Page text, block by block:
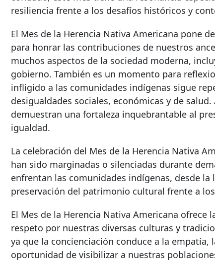
resiliencia frente a los desafíos históricos y
El Mes de la Herencia Nativa Americana pone
para honrar las contribuciones de nuestros
muchos aspectos de la sociedad moderna,
gobierno. También es un momento para
infligido a las comunidades indígenas sigue
desigualdades sociales, económicas y de
demuestran una fortaleza inquebrantable al
igualdad.
La celebración del Mes de la Herencia Nativa
han sido marginadas o silenciadas durante
enfrentan las comunidades indígenas, desde
preservación del patrimonio cultural frente a
El Mes de la Herencia Nativa Americana
respeto por nuestras diversas culturas y
ya que la concienciación conduce a la
oportunidad de visibilizar a nuestras